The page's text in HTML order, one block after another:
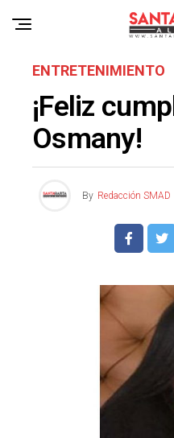
ENTRETENIMIENTO
¡Feliz
Osmany!
By Redacción SMAD